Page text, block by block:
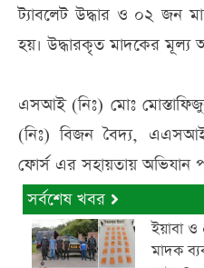
ট্যাবলেট উদ্ধার ও ০২ জন
হয়। উদ্ধারকৃত মাদকের মূল্য
এসআই (নিঃ) মোঃ
(নিঃ) বিজন বৈদ্য,
ফোর্স এর সহায়তায় অভিযান
সর্বশেষ খবর
ইয়াবা
মাদক